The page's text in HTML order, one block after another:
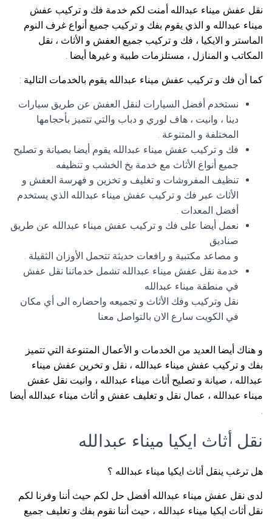
نقل عفش ميناء عبدالله أمنت لكم خدمة فك و تركيب عفش
ميناء عبدالله و الذي يقوم بفك و تركيب جميع أنواع غرف النوم
الماستر و الايكيا ، فك و تركيب جميع العفش و الأثاث ، نقل
المكاتب و المنازل ، مستلزمات طبية و غيرها أيضا .
كما أن فك و تركيب عفش ميناء عبدالله يقوم بالخدمات التالية :
نستخدم أفضل السيارات لنقل العفش عن طريق سيارات
دينا ، وانيت ، هاف لوري و دباب والتي تتميز بأحجامها
المختلفة و المتنوعة .
فك و تركيب عفش ميناء عبدالله يقوم أيضا بصيانة و تصليح
جميع أنواع الأثاث مع خدمة بخ الخشب و تنظيفه .
تنظيف المفروشات و تغليف و تخزين و فهرسة العفش و
الأثاث عبر فك و تركيب عفش ميناء عبدالله الذي يستخدم
أفضل المعدات .
نعمل أيضا على فك و تركيب عفش ميناء عبدالله عن طريق
صناديق
و مصاعد مكتبية و رافعات حديثة تتحمل الأوزان الثقيلة .
خدمة نقل عفش ميناء عبدالله تشمل خدماتنا نقل عفش
في منطقة ميناء عبدالله
نقل وتركيب وفك الأثاث و تجميعه واحضاره الى أي مكان
في الكويت سارع الان بالتواصل معنا
و هناك أيضا العديد من الخدمات و الأعمال المتنوعة التي تتميز
بفك و تركيب عفش ميناء عبدالله ، نقل و تخرين عفش ميناء
عبدالله ، صيانة و تصليح أثاث ميناء عبدالله ، وانيت نقل عفش
ميناء عبدالله ، عمال نقل و تغليف عفش و أثاث ميناء عبدالله أيضا
.
نقل أثاث ايكيا ميناء عبدالله
هل ترغب ينقل أثاث ايكيا ميناء عبدالله ؟
لدى نقل عفش ميناء عبدالله أفضل حل لكم حيث أننا وفرنا لكم
نقل أثاث ايكيا ميناء عبدالله ، حيث أننا نقوم بفك و تغليف جميع